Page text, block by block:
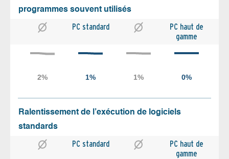
programmes souvent utilisés
PC standard
PC haut de
gamme
Ralentissement de l’exécution de logiciels
standards
PC standard
PC haut de
gamme